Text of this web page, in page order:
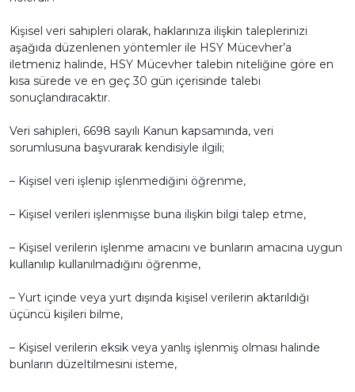
Kişisel veri sahipleri olarak, haklarınıza ilişkin taleplerinizi
aşağıda düzenlenen yöntemler ile HSY Mücevher’a
iletmeniz halinde, HSY Mücevher talebin niteliğine göre en
kısa sürede ve en geç 30 gün içerisinde talebi
sonuçlandıracaktır.
Veri sahipleri, 6698 sayılı Kanun kapsamında, veri
sorumlusuna başvurarak kendisiyle ilgili;
– Kişisel veri işlenip işlenmediğini öğrenme,
– Kişisel verileri işlenmişse buna ilişkin bilgi talep etme,
– Kişisel verilerin işlenme amacını ve bunların amacına uygun
kullanılıp kullanılmadığını öğrenme,
– Yurt içinde veya yurt dışında kişisel verilerin aktarıldığı
üçüncü kişileri bilme,
– Kişisel verilerin eksik veya yanlış işlenmiş olması halinde
bunların düzeltilmesini isteme,